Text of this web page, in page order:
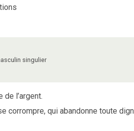
singulier
de l’argent.
corrompre, qui abandonne toute